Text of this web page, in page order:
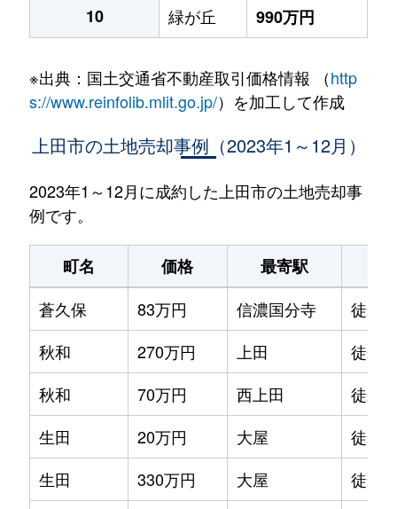
10
緑が丘 990万円
※出典：国土交通省不動産取引価格情報 （http
s://www.reinfolib.mlit.go.jp/）を加工して作成
上田市の土地売却事例（2023年1～12月）
2023年1～12月に成約した上田市の土地売却事
例です。
町名 価格 最寄駅
蒼久保
83万円 信濃国分寺
徒歩
秋和
270万円 上田
徒歩
秋和
70万円 西上田
徒歩
生田
20万円 大屋
徒歩
生田
330万円 大屋
徒歩